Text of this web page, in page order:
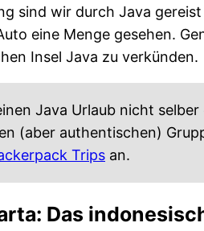
sind wir durch Java
eine Menge gesehen.
Insel Java zu verkünden.
Java Urlaub nicht
(aber authentischen)
Trips an.
Das